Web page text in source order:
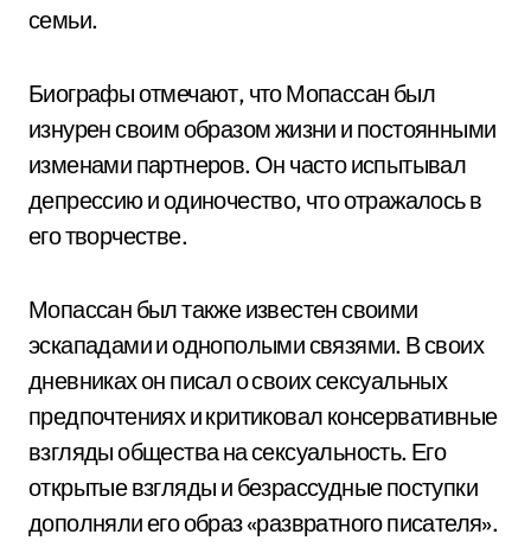
семьи.
Биографы отмечают, что Мопассан был
изнурен своим образом жизни и постоянными
изменами партнеров. Он часто испытывал
депрессию и одиночество, что отражалось в
его творчестве.
Мопассан был также известен своими
эскападами и однополыми связями. В своих
дневниках он писал о своих сексуальных
предпочтениях и критиковал консервативные
взгляды общества на сексуальность. Его
открытые взгляды и безрассудные поступки
дополняли его образ «развратного писателя».